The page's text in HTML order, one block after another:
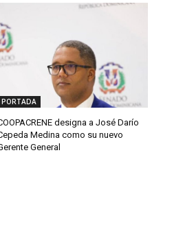
PORTADA
designa a José Darío
Medina como su nuevo
General